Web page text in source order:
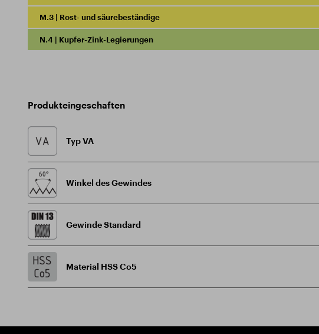
M.3 | Rost- und säurebeständige
N.4 | Kupfer-Zink-Legierungen
Produkteingeschaften
Typ VA
Winkel des Gewindes
Gewinde Standard
Material HSS Co5